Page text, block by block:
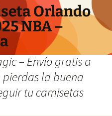
Orlando
NBA –
– Envío gratis a
pierdas la buena
tu camisetas